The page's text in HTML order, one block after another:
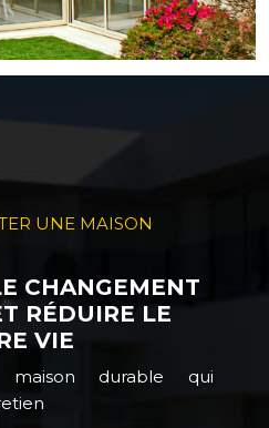
UNE MAISON
CHANGEMENT
RÉDUIRE LE
VIE
maison durable qui